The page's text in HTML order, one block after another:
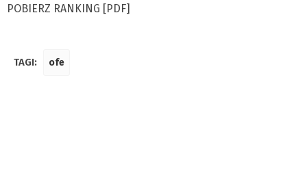
POBIERZ RANKING [PDF]
TAGI: ofe